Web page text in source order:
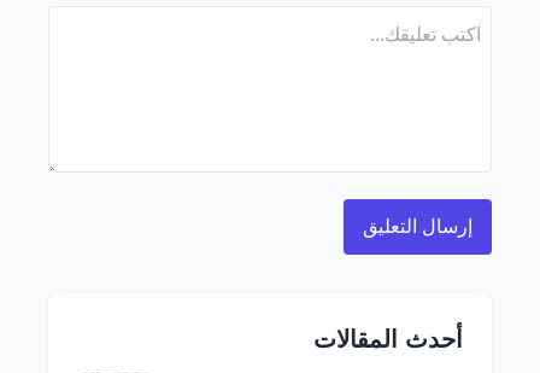
أحدث المقالات